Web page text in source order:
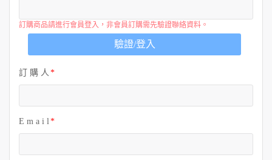
訂購商品請進行會員登入，非會員訂購需先驗證聯絡資料。
驗證/登入
訂 購 人
E m a i l